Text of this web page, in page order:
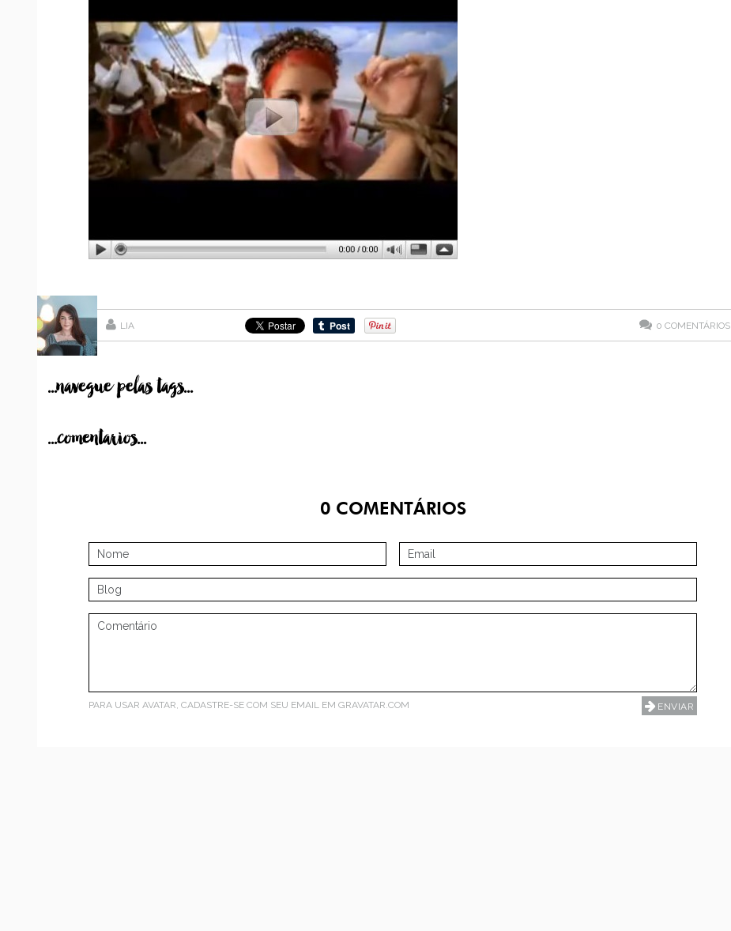
LIA 0 COMENTÁRIOS
...navegue pelas tags...
...comentarios...
0COMENTÁRIOS
PARA USAR AVATAR, CADASTRE-SE COM SEU EMAIL EM GRAVATAR.COM